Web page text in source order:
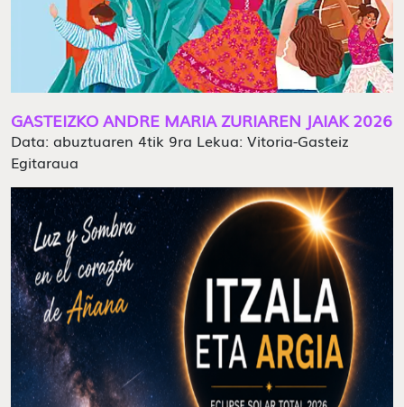
GASTEIZKO ANDRE MARIA ZURIAREN JAIAK 2026
Data: abuztuaren 4tik 9ra Lekua: Vitoria-Gasteiz
Egitaraua